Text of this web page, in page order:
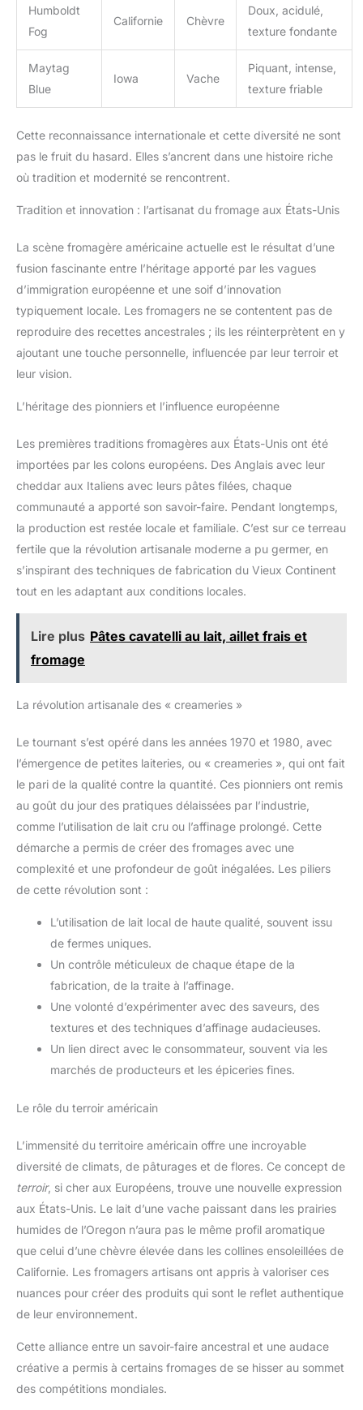
Humboldt
Fog
Californie Chèvre
Doux, acidulé,
texture fondante
Maytag
Blue
Iowa Vache
Piquant, intense,
texture friable
Cette reconnaissance internationale et cette diversité ne sont
pas le fruit du hasard. Elles s’ancrent dans une histoire riche
où tradition et modernité se rencontrent.
Tradition et innovation : l’artisanat du fromage aux États-Unis
La scène fromagère américaine actuelle est le résultat d’une
fusion fascinante entre l’héritage apporté par les vagues
d’immigration européenne et une soif d’innovation
typiquement locale. Les fromagers ne se contentent pas de
reproduire des recettes ancestrales ; ils les réinterprètent en y
ajoutant une touche personnelle, influencée par leur terroir et
leur vision.
L’héritage des pionniers et l’influence européenne
Les premières traditions fromagères aux États-Unis ont été
importées par les colons européens. Des Anglais avec leur
cheddar aux Italiens avec leurs pâtes filées, chaque
communauté a apporté son savoir-faire. Pendant longtemps,
la production est restée locale et familiale. C’est sur ce terreau
fertile que la révolution artisanale moderne a pu germer, en
s’inspirant des techniques de fabrication du Vieux Continent
tout en les adaptant aux conditions locales.
Lire plus Pâtes cavatelli au lait, aillet frais et
fromage
La révolution artisanale des « creameries »
Le tournant s’est opéré dans les années 1970 et 1980, avec
l’émergence de petites laiteries, ou « creameries », qui ont fait
le pari de la qualité contre la quantité. Ces pionniers ont remis
au goût du jour des pratiques délaissées par l’industrie,
comme l’utilisation de lait cru ou l’affinage prolongé. Cette
démarche a permis de créer des fromages avec une
complexité et une profondeur de goût inégalées. Les piliers
de cette révolution sont :
L’utilisation de lait local de haute qualité, souvent issu
de fermes uniques.
Un contrôle méticuleux de chaque étape de la
fabrication, de la traite à l’affinage.
Une volonté d’expérimenter avec des saveurs, des
textures et des techniques d’affinage audacieuses.
Un lien direct avec le consommateur, souvent via les
marchés de producteurs et les épiceries fines.
Le rôle du terroir américain
L’immensité du territoire américain offre une incroyable
diversité de climats, de pâturages et de flores. Ce concept de
terroir, si cher aux Européens, trouve une nouvelle expression
aux États-Unis. Le lait d’une vache paissant dans les prairies
humides de l’Oregon n’aura pas le même profil aromatique
que celui d’une chèvre élevée dans les collines ensoleillées de
Californie. Les fromagers artisans ont appris à valoriser ces
nuances pour créer des produits qui sont le reflet authentique
de leur environnement.
Cette alliance entre un savoir-faire ancestral et une audace
créative a permis à certains fromages de se hisser au sommet
des compétitions mondiales.